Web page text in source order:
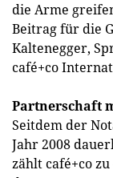
die Arme
Beitrag für die
Kaltenegger,
café+co
Partnerschaft
Seitdem der
Jahr 2008
zählt café+co